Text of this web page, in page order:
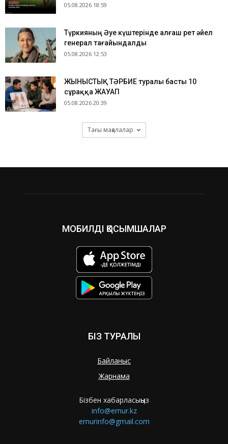
05.08.2026 18:59
Түркияның Әуе күштерінде алғаш рет әйел
генерал тағайындалды
05.08.2026 12:53
ЖЫНЫСТЫҚ ТӘРБИЕ туралы басты 10
сұраққа ЖАУАП
05.08.2026 20:39
Тағы мақалалар
МОБИЛДІ ҚОСЫМШАЛАР
БІЗ ТУРАЛЫ
Байланыс
Жарнама
Бізбен хабарласыңыз
info@ernur.kz
ernurinfo@gmail.com